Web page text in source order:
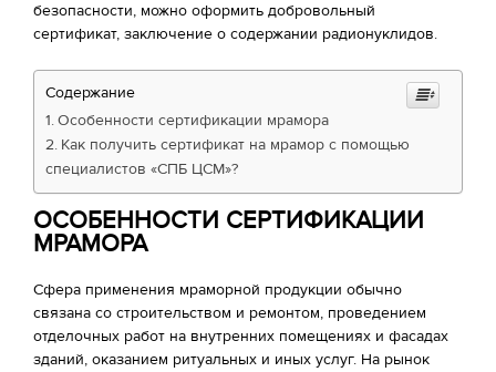
безопасности, можно оформить добровольный
сертификат, заключение о содержании радионуклидов.
Содержание
Особенности сертификации мрамора
Как получить сертификат на мрамор с помощью
специалистов «СПБ ЦСМ»?
ОСОБЕННОСТИ СЕРТИФИКАЦИИ
МРАМОРА
Сфера применения мраморной продукции обычно
связана со строительством и ремонтом, проведением
отделочных работ на внутренних помещениях и фасадах
зданий, оказанием ритуальных и иных услуг. На рынок